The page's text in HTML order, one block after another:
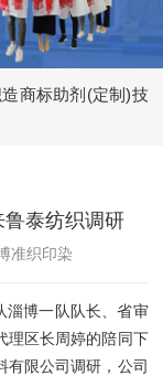
商标助剂(定制)技
泰纺织调研
准织印染
淄博一队队长、省审
理区长周婷的陪同下
有限公司调研，公司